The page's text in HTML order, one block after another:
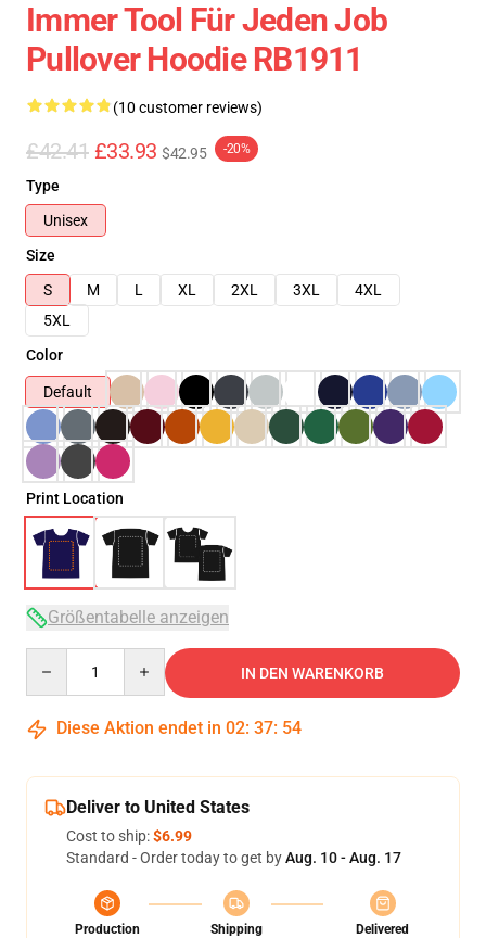
Immer Tool Für Jeden Job
Pullover Hoodie RB1911
(10 customer reviews)
£42.41 £33.93 $42.95 -20%
Type
Unisex
Size
S
M L XL 2XL 3XL
4XL
5XL
Color
Default
Print Location
Größentabelle anzeigen
IN DEN WARENKORB
Diese Aktion endet in 02: 37: 54
Deliver to United States
Cost to ship:$6.99
Standard - Order today to get byAug. 10 - Aug. 17
Production
Shipping
Delivered